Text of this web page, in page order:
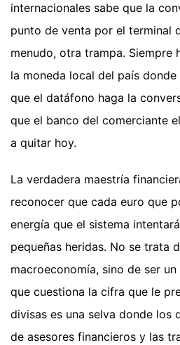
internacionales sabe que la
punto de venta por el terminal
menudo, otra trampa. Siempre
la moneda local del país
que el datáfono haga la
que el banco del comerciante
a quitar hoy.
La verdadera maestría
reconocer que cada euro que
energía que el sistema
pequeñas heridas. No se trata
macroeconomía, sino de ser
que cuestiona la cifra que le
divisas es una selva donde los
de asesores financieros y las